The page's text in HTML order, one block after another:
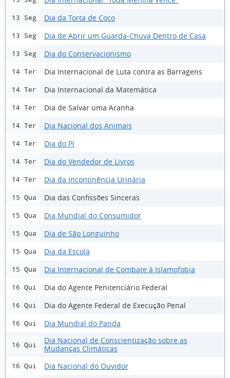
13 Seg Dia da Torta de Coco
13 Seg Dia de Abrir um Guarda-Chuva Dentro de Casa
13 Seg Dia do Conservacionismo
14 Ter Dia Internacional de Luta contra as Barragens
14 Ter Dia Internacional da Matemática
14 Ter Dia de Salvar uma Aranha
14 Ter Dia Nacional dos Animais
14 Ter Dia do Pi
14 Ter Dia do Vendedor de Livros
14 Ter Dia da Incontinência Urinária
15 Qua Dia das Confissões Sinceras
15 Qua Dia Mundial do Consumidor
15 Qua Dia de São Longuinho
15 Qua Dia da Escola
15 Qua Dia Internacional de Combate à Islamofobia
16 Qui Dia do Agente Penitenciário Federal
16 Qui Dia do Agente Federal de Execução Penal
16 Qui Dia Mundial do Panda
16 Qui
Dia Nacional de Conscientização sobre as
Mudanças Climáticas
16 Qui Dia Nacional do Ouvidor